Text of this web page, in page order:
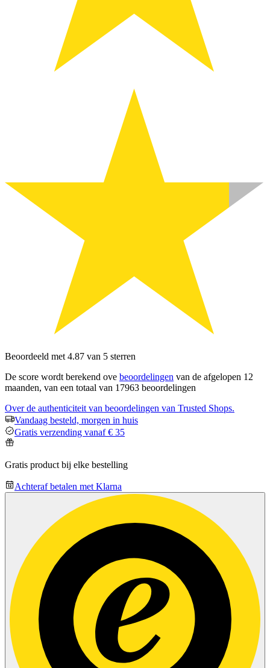
Beoordeeld met 4.87 van 5 sterren
De score wordt berekend ove beoordelingen van de afgelopen 12
maanden, van een totaal van 17963 beoordelingen
Over de authenticiteit van beoordelingen van Trusted Shops.
Vandaag besteld, morgen in huis
Gratis verzending vanaf € 35
Gratis product bij elke bestelling
Achteraf betalen met Klarna